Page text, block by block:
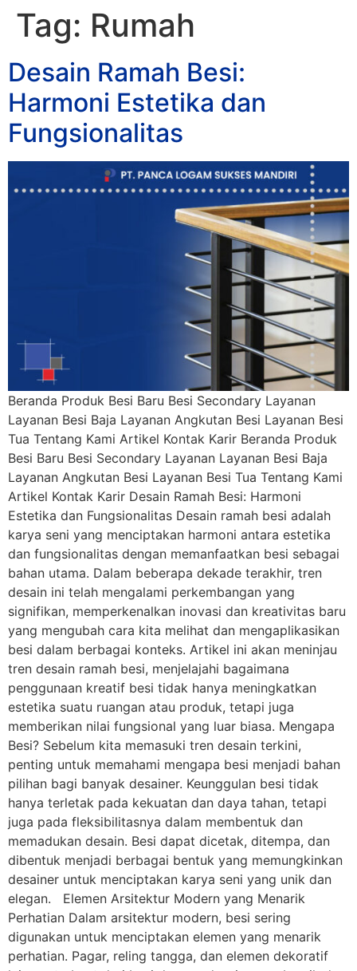
Tag: Rumah
Desain Ramah Besi:
Harmoni Estetika dan
Fungsionalitas
Beranda Produk Besi Baru Besi Secondary Layanan
Layanan Besi Baja Layanan Angkutan Besi Layanan Besi
Tua Tentang Kami Artikel Kontak Karir Beranda Produk
Besi Baru Besi Secondary Layanan Layanan Besi Baja
Layanan Angkutan Besi Layanan Besi Tua Tentang Kami
Artikel Kontak Karir Desain Ramah Besi: Harmoni
Estetika dan Fungsionalitas Desain ramah besi adalah
karya seni yang menciptakan harmoni antara estetika
dan fungsionalitas dengan memanfaatkan besi sebagai
bahan utama. Dalam beberapa dekade terakhir, tren
desain ini telah mengalami perkembangan yang
signifikan, memperkenalkan inovasi dan kreativitas baru
yang mengubah cara kita melihat dan mengaplikasikan
besi dalam berbagai konteks. Artikel ini akan meninjau
tren desain ramah besi, menjelajahi bagaimana
penggunaan kreatif besi tidak hanya meningkatkan
estetika suatu ruangan atau produk, tetapi juga
memberikan nilai fungsional yang luar biasa. Mengapa
Besi? Sebelum kita memasuki tren desain terkini,
penting untuk memahami mengapa besi menjadi bahan
pilihan bagi banyak desainer. Keunggulan besi tidak
hanya terletak pada kekuatan dan daya tahan, tetapi
juga pada fleksibilitasnya dalam membentuk dan
memadukan desain. Besi dapat dicetak, ditempa, dan
dibentuk menjadi berbagai bentuk yang memungkinkan
desainer untuk menciptakan karya seni yang unik dan
elegan. Elemen Arsitektur Modern yang Menarik
Perhatian Dalam arsitektur modern, besi sering
digunakan untuk menciptakan elemen yang menarik
perhatian. Pagar, reling tangga, dan elemen dekoratif